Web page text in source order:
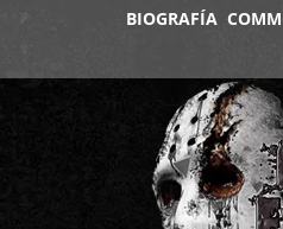
BIOGRAFÍA